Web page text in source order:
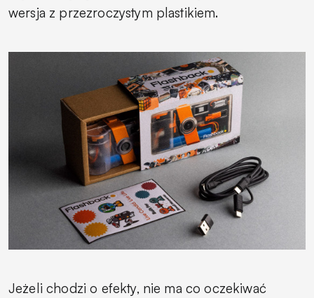
wersja z przezroczystym plastikiem.
Jeżeli chodzi o efekty, nie ma co oczekiwać